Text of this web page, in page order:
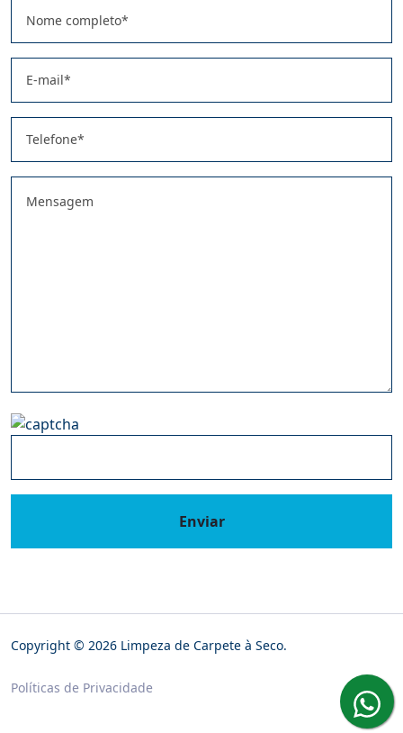
Enviar
Copyright © 2026 Limpeza de Carpete à Seco.
Políticas de Privacidade